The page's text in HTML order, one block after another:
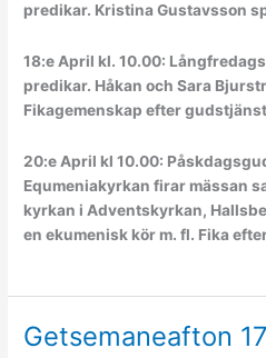
predikar. Kristina Gustavsson
18:e April kl. 10.00:
predikar. Håkan och Sara
Fikagemenskap efter
20:e April kl 10.00:
Equmeniakyrkan firar mässan
kyrkan i Adventskyrkan,
en ekumenisk kör m. fl. Fika
Getsemaneafton